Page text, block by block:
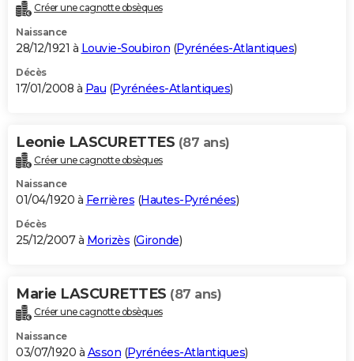
Créer une cagnotte obsèques
Naissance
28/12/1921 à Louvie-Soubiron (Pyrénées-Atlantiques)
Décès
17/01/2008 à Pau (Pyrénées-Atlantiques)
Leonie LASCURETTES (87 ans)
Créer une cagnotte obsèques
Naissance
01/04/1920 à Ferrières (Hautes-Pyrénées)
Décès
25/12/2007 à Morizès (Gironde)
Marie LASCURETTES (87 ans)
Créer une cagnotte obsèques
Naissance
03/07/1920 à Asson (Pyrénées-Atlantiques)